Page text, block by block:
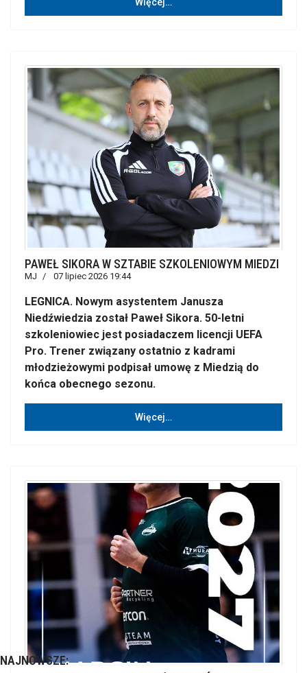
PAWEŁ SIKORA W SZTABIE SZKOLENIOWYM MIEDZI
MJ 07 lipiec 2026 19:44
LEGNICA. Nowym asystentem Janusza
Niedźwiedzia został Paweł Sikora. 50-letni
szkoleniowiec jest posiadaczem licencji UEFA
Pro. Trener związany ostatnio z kadrami
młodzieżowymi podpisał umowę z Miedzią do
końca obecnego sezonu.
Więcej…
NAJNOWSZE: